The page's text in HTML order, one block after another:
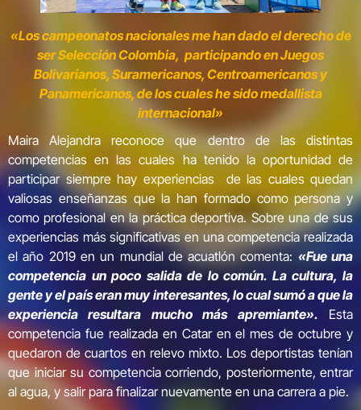
«Los campeonatos nacionales me han dado el derecho de
ser Selección Colombia, participando en Juegos
Bolivarianos, Suramericanos, Centroamericanos y
Panamericanos, de los cuales he sido medallista
internacional»
Maira Alejandra reconoce que dentro de las distintas
competencias en las cuales ha tenido la oportunidad de
participar siempre hay experiencias de las cuales quedan
valiosas enseñanzas que la han formado como persona y
como profesional en la práctica deportiva. Sobre una de sus
experiencias más significativas en una competencia realizada
el año 2019 en un mundial de acuatlón comenta: «Fue una
competencia un poco salida de lo común. La cultura, la
gente y el país eran muy interesantes, lo cual sumó a que la
experiencia resultara mucho más apremiante».
Esta
competencia fue realizada en Catar en el mes de octubre y
quedaron de cuartos en relevo mixto. Los deportistas tenían
que iniciar su competencia corriendo, posteriormente, entrar
al agua, y salir para finalizar nuevamente en una carrera a pie.